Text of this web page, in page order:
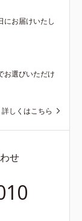
にお届けいたし
お選びいただけ
詳しくはこちら
せ